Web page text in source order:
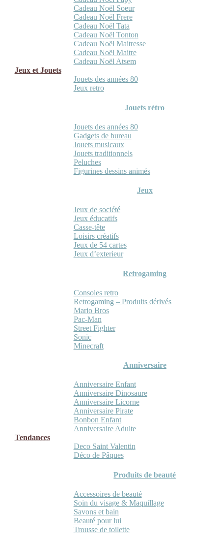
Cadeau Noël Soeur
Cadeau Noël Frere
Cadeau Noël Tata
Cadeau Noël Tonton
Cadeau Noël Maitresse
Cadeau Noël Maitre
Cadeau Noël Atsem
Jeux et Jouets
Jouets des années 80
Jeux retro
Jouets rétro
Jouets des années 80
Gadgets de bureau
Jouets musicaux
Jouets traditionnels
Peluches
Figurines dessins animés
Jeux
Jeux de société
Jeux éducatifs
Casse-tête
Loisirs créatifs
Jeux de 54 cartes
Jeux d’exterieur
Retrogaming
Consoles retro
Retrogaming – Produits dérivés
Mario Bros
Pac-Man
Street Fighter
Sonic
Minecraft
Anniversaire
Anniversaire Enfant
Anniversaire Dinosaure
Anniversaire Licorne
Anniversaire Pirate
Bonbon Enfant
Anniversaire Adulte
Tendances
Deco Saint Valentin
Déco de Pâques
Produits de beauté
Accessoires de beauté
Soin du visage & Maquillage
Savons et bain
Beauté pour lui
Trousse de toilette